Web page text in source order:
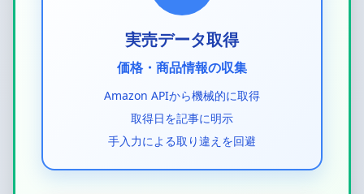
実売データ取得
価格・商品情報の収集
Amazon APIから機械的に取得
取得日を記事に明示
手入力による取り違えを回避